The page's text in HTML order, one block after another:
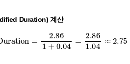
Duration) 계산
=2.861+0.04 = 2.861.04≈